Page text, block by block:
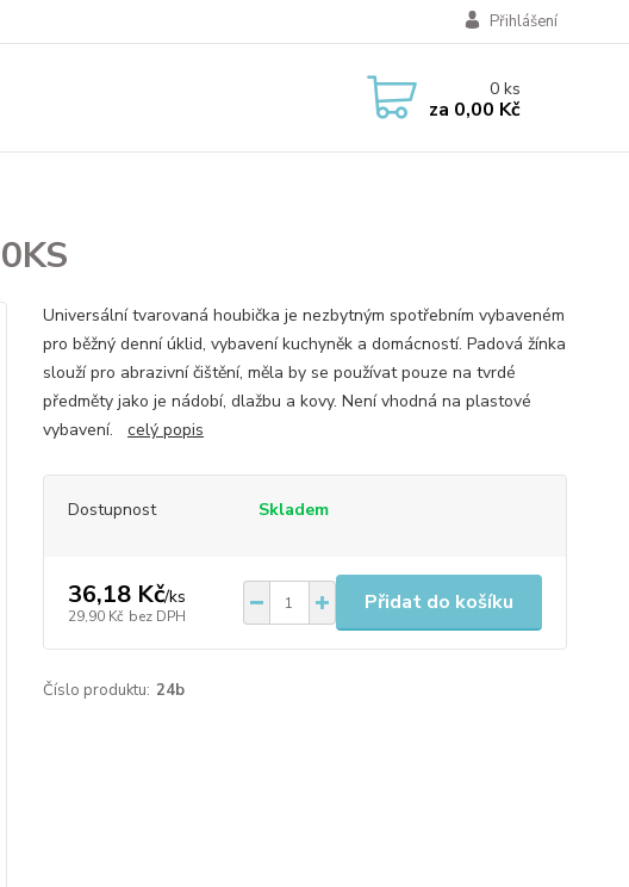
Přihlášení
0ks
za 0,00 Kč
Universální tvarovaná houbička je nezbytným spotřebním vybaveném
pro běžný denní úklid, vybavení kuchyněk a domácností. Padová žínka
slouží pro abrazivní čištění, měla by se používat pouze na tvrdé
předměty jako je nádobí, dlažbu a kovy. Není vhodná na plastové
vybavení. ​ celý popis
Dostupnost Skladem
36,18 Kč/ks
29,90 Kč bez DPH
Přidat do košíku
Číslo produktu: 24b